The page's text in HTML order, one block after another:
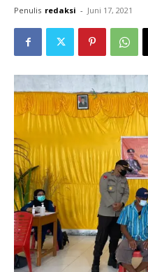
Penulis redaksi - Juni 17, 2021